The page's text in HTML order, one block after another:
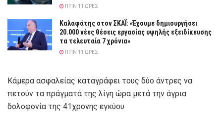
ΠΡΙΝ 11 ΏΡΕΣ
Καλαφάτης στον ΣΚΑΪ: «Έχουμε δημιουργήσει
20.000 νέες θέσεις εργασίας υψηλής εξειδίκευσης
τα τελευταία 7 χρόνια»
ΠΡΙΝ 11 ΏΡΕΣ
Κάμερα ασφαλείας καταγράφει τους δύο άντρες να
πετούν τα πράγματά της λίγη ώρα μετά την άγρια
δολοφονία της 41χρονης εγκύου